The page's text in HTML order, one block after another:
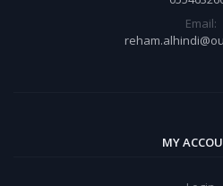
Email:
MY